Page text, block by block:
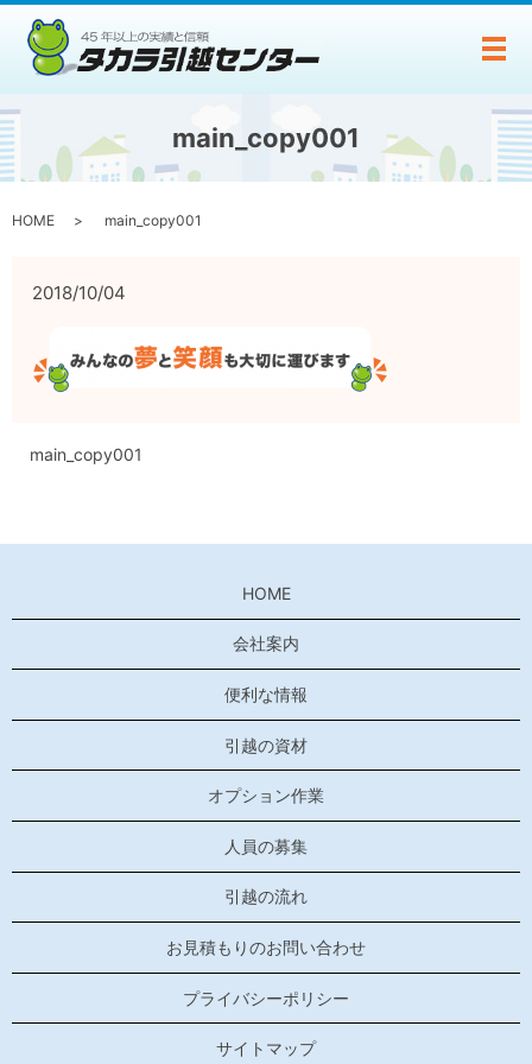
メ
main_copy001
HOME main_copy001
2018/10/04
main_copy001
HOME
会社案内
便利な情報
引越の資材
オプション作業
人員の募集
引越の流れ
お見積もりのお問い合わせ
プライバシーポリシー
サイトマップ